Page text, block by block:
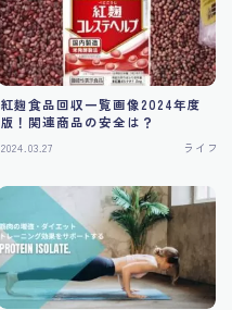
紅麹食品回収一覧画像2024年度
版！関連商品の安全は？
2024.03.27 ライフ